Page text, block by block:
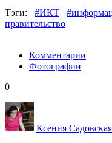
Тэги: #ИКТ
правительство
Комментарии
Фотографии
0
Ксения Садовская